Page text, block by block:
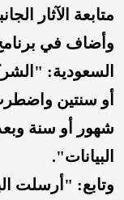
متابعة الآثار
​​​​وأضاف في
السعودية:
شهور أو سنة
البيانات".
وتابع: "أرسلت